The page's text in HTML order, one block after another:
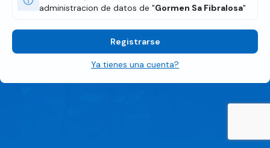
administracion de datos de "Gormen Sa Fibralosa"
Registrarse
Ya tienes una cuenta?